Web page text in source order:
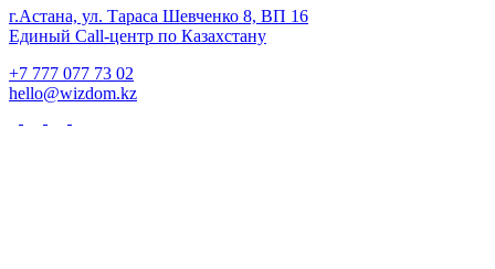
г.Астана, ул. Тараса Шевченко 8, ВП 16
Единый Call-центр по Казахстану
+7 777 077 73 02
hello@wizdom.kz